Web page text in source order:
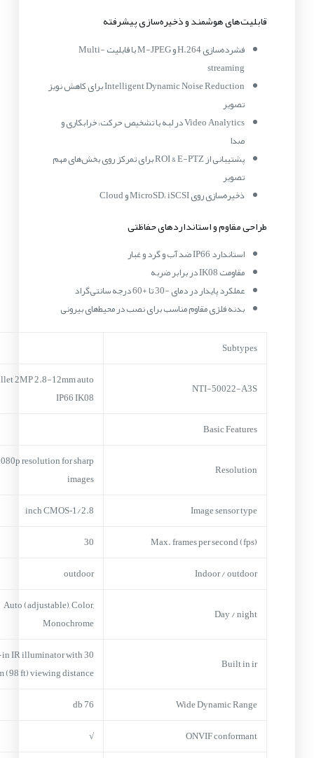
قابلیت‌های هوشمند و ذخیره‌سازی پیشرفته
فشرده‌سازی H.264 و M-JPEG با قابلیت Multi-
streaming
Intelligent Dynamic Noise Reduction برای کاهش نویز
تصویر
Video Analytics در لبه با تشخیص حرکت، خرابکاری و
صدا
پشتیبانی از ROI & E-PTZ برای تمرکز روی بخش‌های مهم
تصویر
ذخیره‌سازی روی MicroSD، iSCSI و Cloud
طراحی مقاوم و استانداردهای حفاظتی
استاندارد IP66 ضد آب و گرد و غبار
مقاومت IK08 در برابر ضربه
عملکرد پایدار در دمای -30 تا +60 درجه سانتی‌گراد
بدنه فلزی مقاوم مناسب برای نصب در محیط‌های بیرونی
Subtypes
NTI-50022-A3S
2MP 2.8-12mm auto
IP66 IK08
Basic Features
Resolution
resolution for sharp
images
Image sensor type
1/2.8‑inch CMOS
Max. frames per second (fps)
30
Indoor / outdoor
outdoor
Day / night
Auto (adjustable), Color,
Monochrome
Built in ir
IR illuminator with 30
(98 ft) viewing distance
Wide Dynamic Range
76 db
ONVIF conformant
√